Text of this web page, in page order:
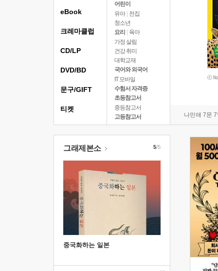
어린이
유아 | 전집
청소년
요리
육아
가정 살림
건강 취미
대학교재
국어와 외국어
IT 모바일
수험서 자격증
초등참고서
중등참고서
고등참고서
나민애 7문
eBook
크레마클럽
CD/LP
DVD/BD
문구/GIFT
티켓
그래제본소
중국화하는 일본
5/5